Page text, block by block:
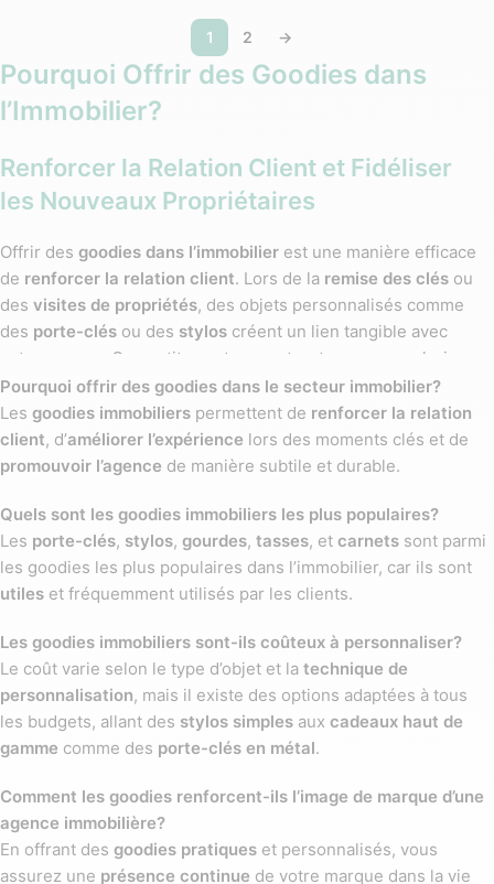
1 2 →
Pourquoi Offrir des Goodies dans
l’Immobilier?
Renforcer la Relation Client et Fidéliser
les Nouveaux Propriétaires
Offrir des goodies dans l’immobilier est une manière efficace
de renforcer la relation client. Lors de la remise des clés ou
des visites de propriétés, des objets personnalisés comme
des porte-clés ou des stylos créent un lien tangible avec
votre agence. Ces petits gestes montrent que vous valorisez
vos clients, ce qui contribue à leurfidélisation. En leur offrant
des cadeaux à l’occasion de moments marquants, vous leur
laissez unsouvenir positifde leur expérience avec votre
agence.
Promouvoir Votre Agence et Améliorer
Votre Image de Marque
Lesgoodies immobilierssont aussi un excellent moyen de
logoou votrenom d’agence, vous assurez une visibilité
prolongéede votre marque dans le quotidien de vos clients.
Ces objets, souvent utilisés régulièrement, comme des
tasses,carnets, ougourdes, deviennent des supports
publicitaires discrets mais efficaces. Ils renforcent également
l’image de marque de votre agence en la positionnant comme
une entreprise professionnelle et attentionnée.
Les Meilleurs Goodies pour
Pourquoi offrir des goodies dans le secteur immobilier?
Les goodies immobiliers permettent de renforcer la relation
client, d’améliorer l’expérience lors des moments clés et de
promouvoir l’agence de manière subtile et durable.
Quels sont les goodies immobiliers les plus populaires?
Les porte-clés, stylos, gourdes, tasses, et carnets sont parmi
les goodies les plus populaires dans l’immobilier, car ils sont
utiles et fréquemment utilisés par les clients.
Les goodies immobiliers sont-ils coûteux à personnaliser?
Le coût varie selon le type d’objet et la technique de
personnalisation, mais il existe des options adaptées à tous
les budgets, allant des stylos simples aux cadeaux haut de
gamme comme des porte-clés en métal.
Comment les goodies renforcent-ils l’image de marque d’une
agence immobilière?
En offrant des goodies pratiques et personnalisés, vous
assurez une présence continue de votre marque dans la vie